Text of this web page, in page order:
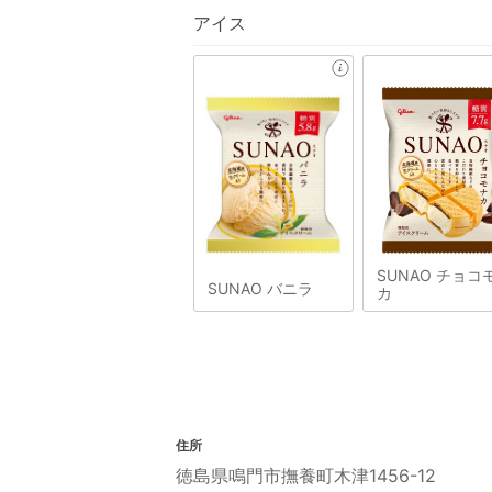
アイス
SUNAO バニラ
SUNAO チョコ
カ
住所
徳島県鳴門市撫養町木津1456-12